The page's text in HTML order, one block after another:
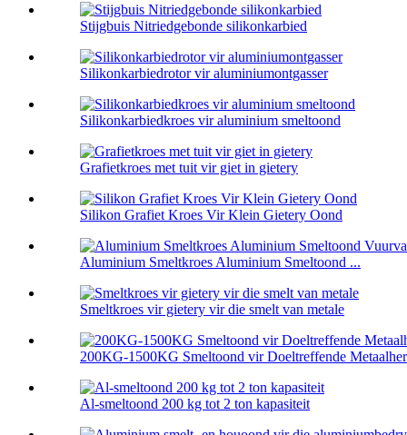
Stijgbuis Nitriedgebonde silikonkarbied
Silikonkarbiedrotor vir aluminiumontgasser
Silikonkarbiedkroes vir aluminium smeltoond
Grafietkroes met tuit vir giet in gietery
Silikon Grafiet Kroes Vir Klein Gietery Oond
Aluminium Smeltkroes Aluminium Smeltoond ...
Smeltkroes vir gietery vir die smelt van metale
200KG-1500KG Smeltoond vir Doeltreffende
Al-smeltoond 200 kg tot 2 ton kapasiteit